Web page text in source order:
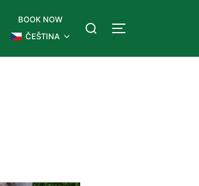
BOOK NOW
ČEŠTINA